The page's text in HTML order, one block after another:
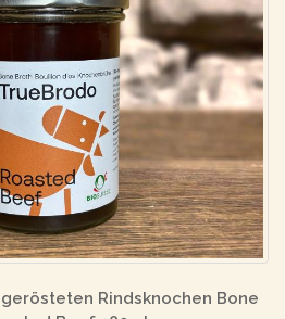
Rindsknochen Bone